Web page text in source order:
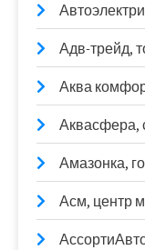
Адв-трейд,
Аква
Аквасфера,
Амазонка,
Асм, центр